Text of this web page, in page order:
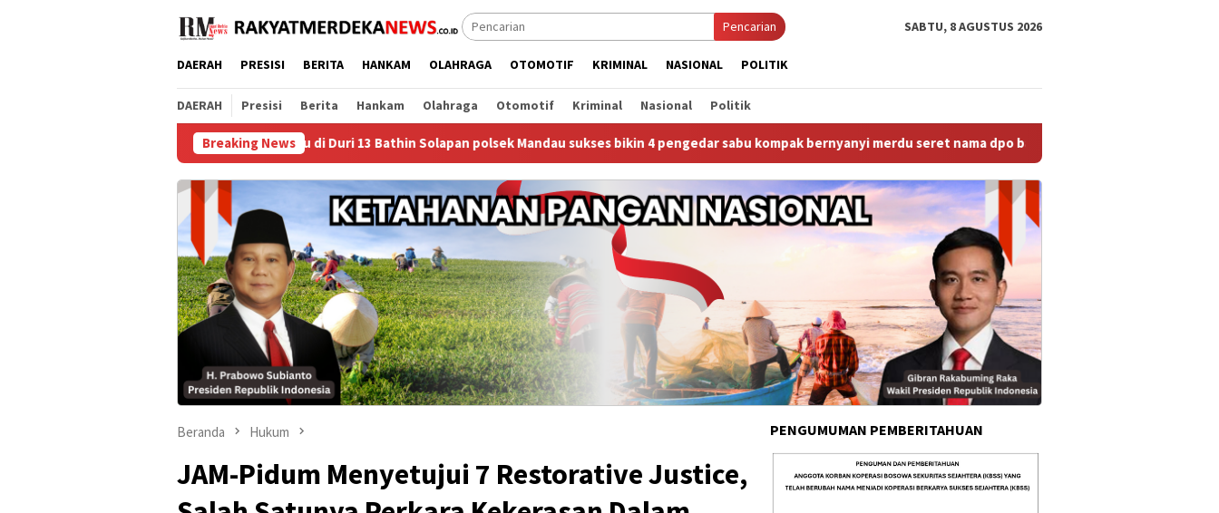
Pencarian SABTU, 8 AGUSTUS 2026
DAERAH PRESISI BERITA HANKAM OLAHRAGA OTOMOTIF KRIMINAL NASIONAL POLITIK
DAERAH Presisi Berita Hankam Olahraga Otomotif Kriminal Nasional Politik
Breaking News
Malam minggu kelabu di Duri 13 Bathin Solapan polsek Mandau sukses bikin 4 pengedar sabu kompak bernyanyi merdu seret nama dpo baru! TPK Koja Perkuat Tata Kelola
Beranda Hukum
JAM-Pidum Menyetujui 7 Restorative Justice,
PENGUMUMAN PEMBERITAHUAN